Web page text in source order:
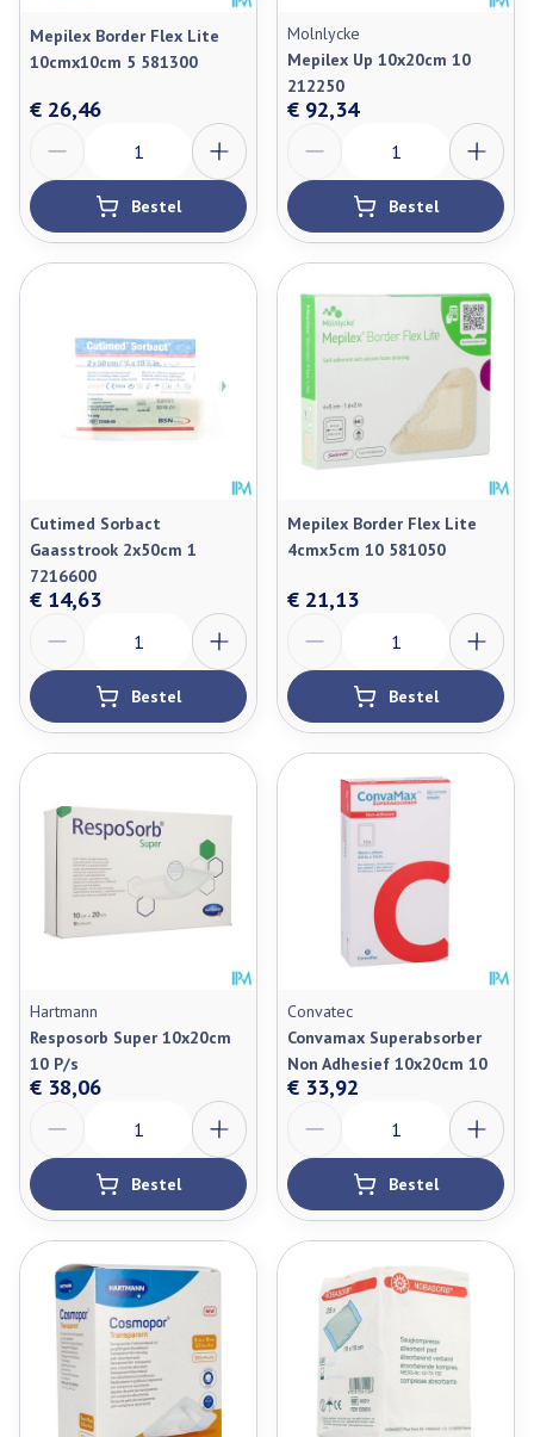
Mepilex Border Flex Lite
10cmx10cm 5 581300
€ 26,46
Bestel
Molnlycke
Mepilex Up 10x20cm 10
212250
€ 92,34
Bestel
Cutimed Sorbact
Gaasstrook 2x50cm 1
7216600
€ 14,63
Bestel
Mepilex Border Flex Lite
4cmx5cm 10 581050
€ 21,13
Bestel
Hartmann
Resposorb Super 10x20cm
10 P/s
€ 38,06
Bestel
Convatec
Convamax Superabsorber
Non Adhesief 10x20cm 10
€ 33,92
Bestel